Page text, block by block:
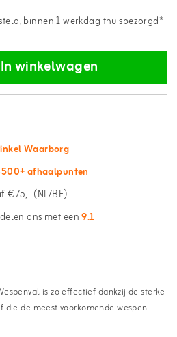
binnen 1 werkdag thuisbezorgd*
In winkelwagen
Waarborg
afhaalpunten
€75,- (NL/BE)
ons met een9.1
is zo effectief dankzij de sterke
de meest voorkomende wespen